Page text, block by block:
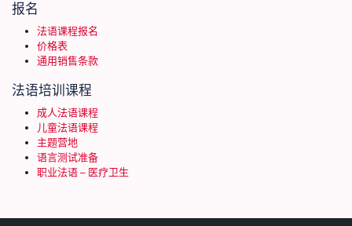
报名
法语课程报名
价格表
通用销售条款
法语培训课程
成人法语课程
儿童法语课程
主题营地
语言测试准备
职业法语 – 医疗卫生